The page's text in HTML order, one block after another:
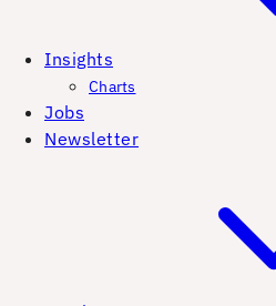
Insights
Charts
Jobs
Newsletter